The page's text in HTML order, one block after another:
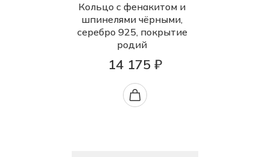
Кольцо с фенакитом и
шпинелями чёрными,
серебро 925, покрытие
родий
14 175 ₽